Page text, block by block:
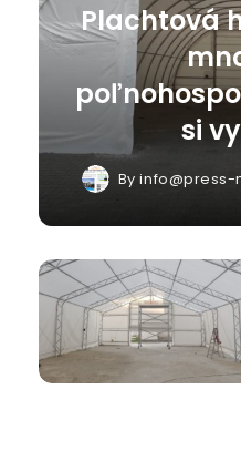
Plachtová
si
Byinfo@press-